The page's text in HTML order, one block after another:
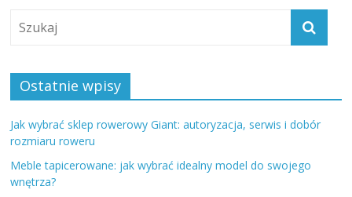
Ostatnie wpisy
Jak wybrać sklep rowerowy Giant: autoryzacja, serwis i dobór
rozmiaru roweru
Meble tapicerowane: jak wybrać idealny model do swojego
wnętrza?